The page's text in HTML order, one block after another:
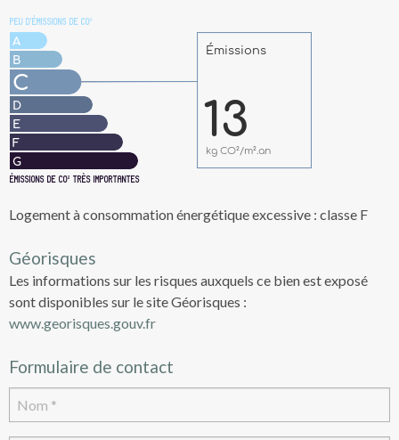
Logement à consommation énergétique excessive : classe F
Géorisques
Les informations sur les risques auxquels ce bien est exposé
sont disponibles sur le site Géorisques :
www.georisques.gouv.fr
Formulaire de contact